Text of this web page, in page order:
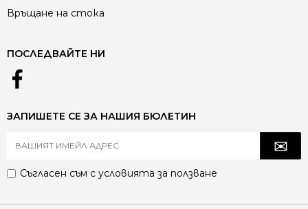
Връщане на стока
ПОСЛЕДВАЙТЕ НИ
ЗАПИШЕТЕ СЕ ЗА НАШИЯ БЮЛЕТИН
Съгласен съм с условията за ползване